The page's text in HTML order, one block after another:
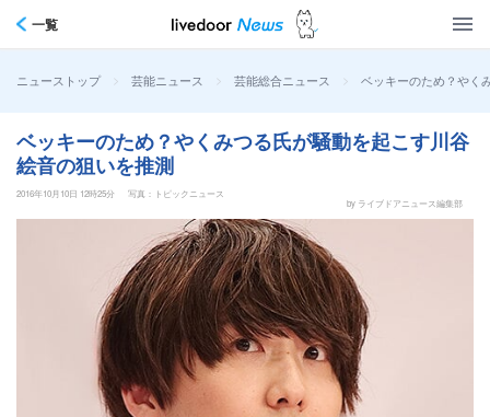
一覧
ニューストップ > 芸能ニュース > 芸能総合ニュース > ベッキーのため？やく
ベッキーのため？やくみつる氏が騒動を起こす川谷
絵音の狙いを推測
2016年10月10日 12時25分
写真：トピックニュース
by ライブドアニュース編集部